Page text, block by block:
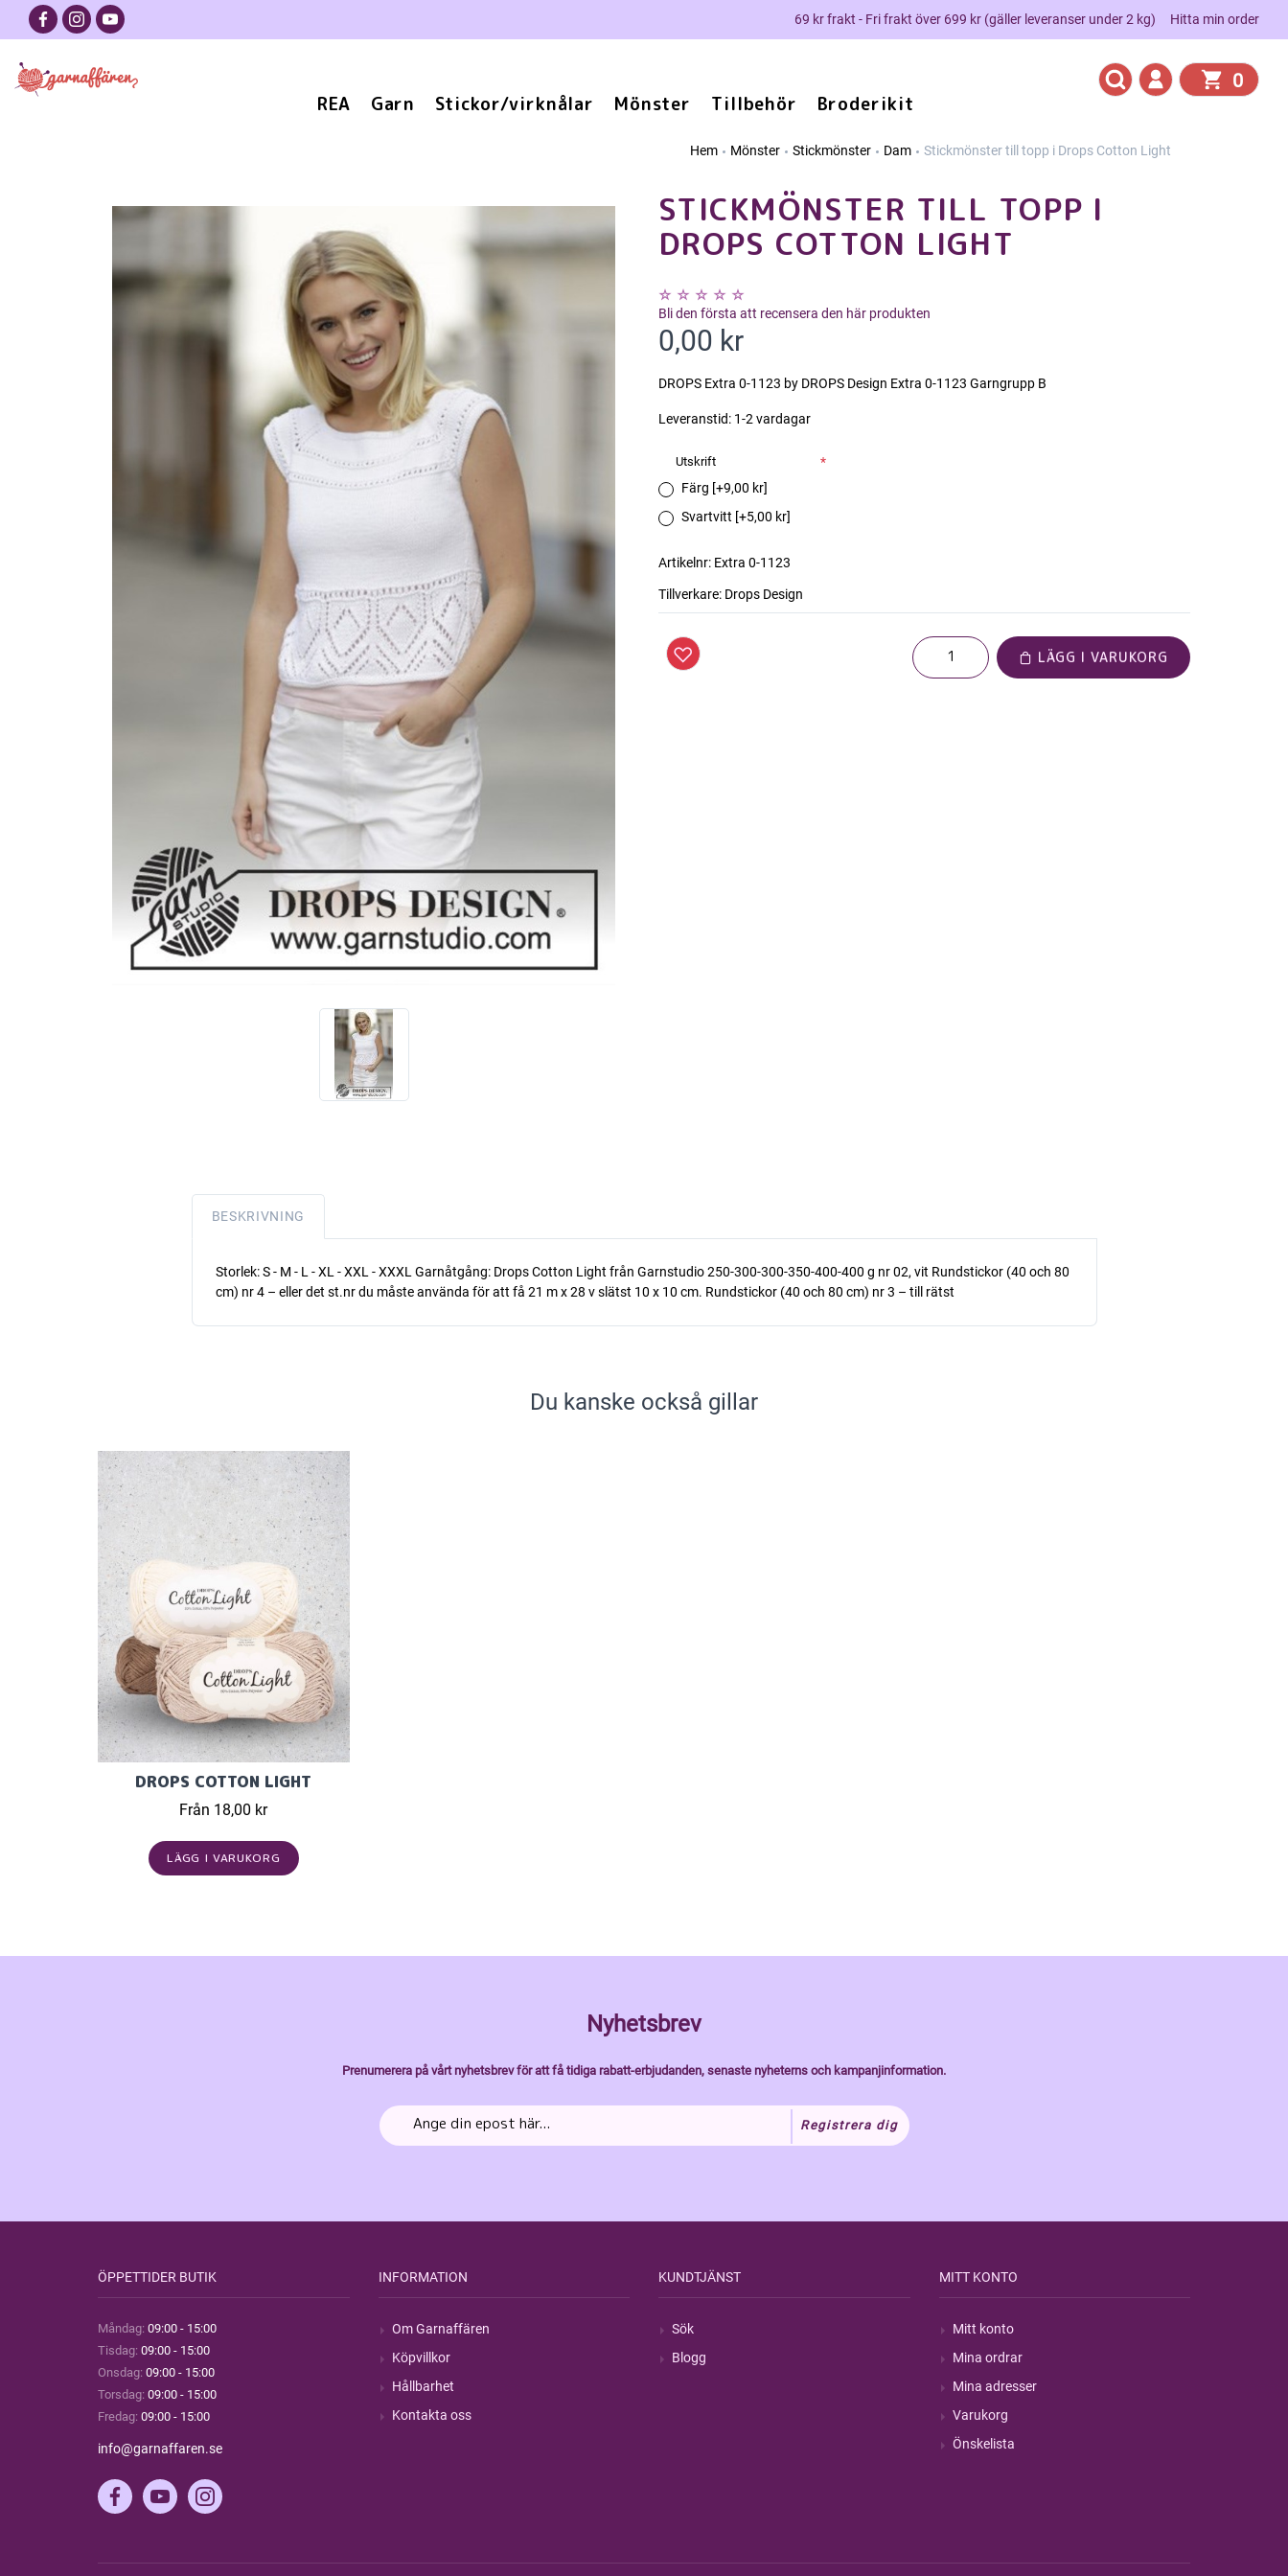
69 kr frakt - Fri frakt över 699 kr (gäller leveranser under 2 kg) Hitta min order
REA Garn Stickor/virknålar Mönster Tillbehör Broderikit
0
Hem Mönster Stickmönster Dam Stickmönster till topp i Drops Cotton Light
STICKMÖNSTER TILL TOPP I
DROPS COTTON LIGHT
Bli den första att recensera den här produkten
0,00 kr
DROPS Extra 0-1123 by DROPS Design Extra 0-1123 Garngrupp B
Leveranstid: 1-2 vardagar
Utskrift
*
Färg [+9,00 kr]
Svartvitt [+5,00 kr]
Artikelnr: Extra 0-1123
Tillverkare: Drops Design
LÄGG I VARUKORG
BESKRIVNING
Storlek: S - M - L - XL - XXL - XXXL Garnåtgång: Drops Cotton Light från Garnstudio 250-300-300-350-400-400 g nr 02, vit Rundstickor (40 och 80
cm) nr 4 – eller det st.nr du måste använda för att få 21 m x 28 v slätst 10 x 10 cm. Rundstickor (40 och 80 cm) nr 3 – till rätst
Du kanske också gillar
DROPS COTTON LIGHT
Från 18,00 kr
LÄGG I VARUKORG
Nyhetsbrev
Prenumerera på vårt nyhetsbrev för att få tidiga rabatt-erbjudanden, senaste nyheterns och kampanjinformation.
Registrera dig
ÖPPETTIDER BUTIK
Måndag: 09:00 - 15:00
Tisdag: 09:00 - 15:00
Onsdag: 09:00 - 15:00
Torsdag: 09:00 - 15:00
Fredag: 09:00 - 15:00
info@garnaffaren.se
INFORMATION
Om Garnaffären
Köpvillkor
Hållbarhet
Kontakta oss
KUNDTJÄNST
Sök
Blogg
MITT KONTO
Mitt konto
Mina ordrar
Mina adresser
Varukorg
Önskelista